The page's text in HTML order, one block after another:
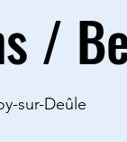
/
sur-Deûle